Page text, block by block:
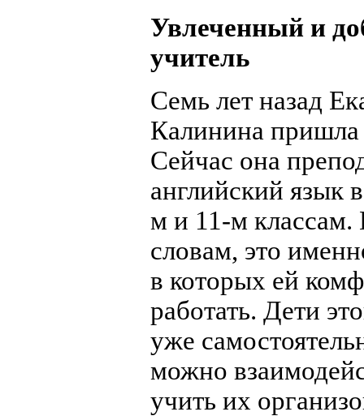
Увлеченный и
учитель
Семь лет назад
Калинина пришла
Сейчас она
английский язык
м и 11-м классам.
словам, это
в которых ей
работать. Дети
уже
можно
учить их